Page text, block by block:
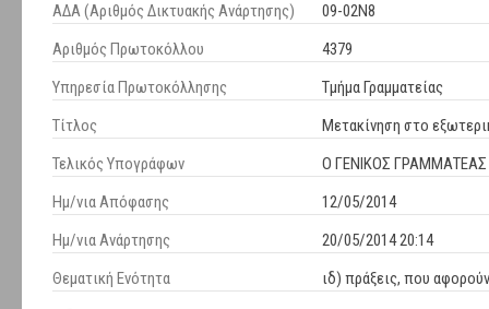
ΑΔΑ (Αριθμός Δικτυακής Ανάρτησης)
09-02Ν8
Αριθμός Πρωτοκόλλου
4379
Υπηρεσία Πρωτοκόλλησης
Τμήμα Γραμματείας
Τίτλος
Μετακίνηση στο
Τελικός Υπογράφων
Ο ΓΕΝΙΚΟΣ
Ημ/νια Απόφασης
12/05/2014
Ημ/νια Ανάρτησης
20/05/2014 20:14
Θεματική Ενότητα
ιδ) πράξεις, που